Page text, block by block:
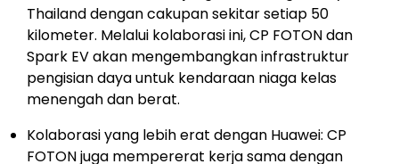
Thailand dengan cakupan sekitar setiap 50
kilometer. Melalui kolaborasi ini, CP FOTON dan
Spark EV akan mengembangkan infrastruktur
pengisian daya untuk kendaraan niaga kelas
menengah dan berat.
Kolaborasi yang lebih erat dengan Huawei: CP
FOTON juga mempererat kerja sama dengan